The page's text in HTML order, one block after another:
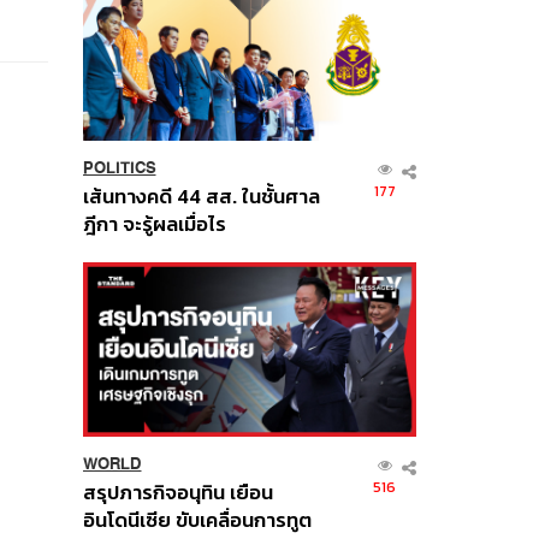
POLITICS
เส้นทางคดี 44 สส. ในชั้นศาล
ฎีกา จะรู้ผลเมื่อไร
177
WORLD
สรุปภารกิจอนุทิน เยือน
อินโดนีเซีย ขับเคลื่อนการทูต
516